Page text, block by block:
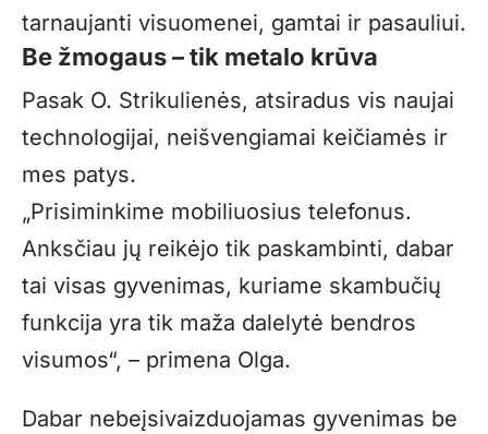
tarnaujanti visuomenei, gamtai ir pasauliui.
Be žmogaus – tik metalo krūva
Pasak O. Strikulienės, atsiradus vis naujai
technologijai, neišvengiamai keičiamės ir
mes patys.
„Prisiminkime mobiliuosius telefonus.
Anksčiau jų reikėjo tik paskambinti, dabar
tai visas gyvenimas, kuriame skambučių
funkcija yra tik maža dalelytė bendros
visumos“, – primena Olga.
Dabar nebeįsivaizduojamas gyvenimas be